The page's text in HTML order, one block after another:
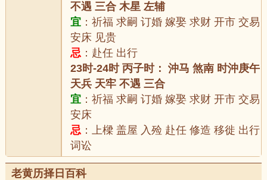
不遇 三合 木星 左辅
宜 ：祈福 求嗣 订婚 嫁娶 求财 开市 交易
安床 见贵
忌 ：赴任 出行
23时-24时 丙子时： 沖马 煞南 时沖庚午
天兵 天牢 不遇 三合
宜 ：祈福 求嗣 订婚 嫁娶 求财 开市 交易
安床
忌 ：上樑 盖屋 入殓 赴任 修造 移徙 出行
词讼
老黄历择日百科